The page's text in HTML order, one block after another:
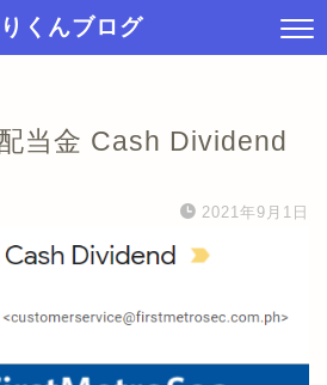
くんブログ
当金 Cash Dividend
2021年9月1日